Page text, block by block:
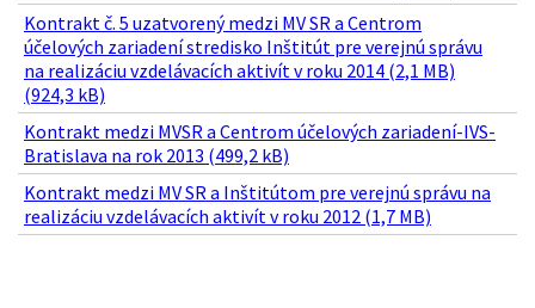
Kontrakt č. 5 uzatvorený medzi MV SR a Centrom
účelových zariadení stredisko Inštitút pre verejnú správu
na realizáciu vzdelávacích aktivít v roku 2014 (2,1 MB)
(924,3 kB)
Kontrakt medzi MVSR a Centrom účelových zariadení-IVS-
Bratislava na rok 2013 (499,2 kB)
Kontrakt medzi MV SR a Inštitútom pre verejnú správu na
realizáciu vzdelávacích aktivít v roku 2012 (1,7 MB)